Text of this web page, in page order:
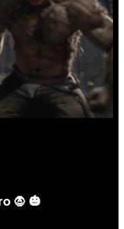
🧛 🎃